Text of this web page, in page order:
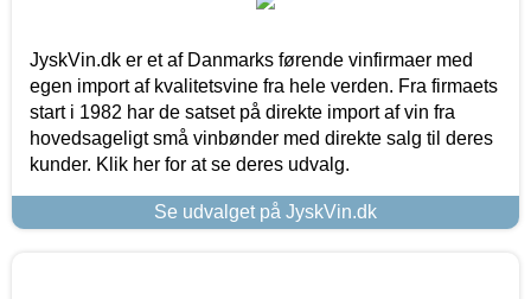
JyskVin.dk er et af Danmarks førende vinfirmaer med
egen import af kvalitetsvine fra hele verden. Fra firmaets
start i 1982 har de satset på direkte import af vin fra
hovedsageligt små vinbønder med direkte salg til deres
kunder. Klik her for at se deres udvalg.
Se udvalget på JyskVin.dk